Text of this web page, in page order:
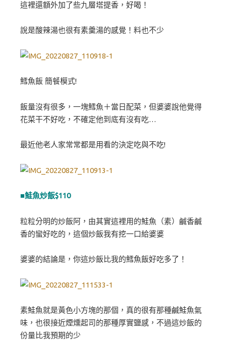
這裡還額外加了些九層塔提香，好喝！
說是酸辣湯也很有素羹湯的感覺！料也不少
鱈魚飯 簡餐模式!
飯量沒有很多，一塊鱈魚＋當日配菜，但婆婆說他覺得
花菜干不好吃，不確定他到底有沒有吃…
最近他老人家常常都是用看的決定吃與不吃!
■鮭魚炒飯$110
粒粒分明的炒飯阿，由其實這裡用的鮭魚（素）鹹香鹹
香的蠻好吃的，這個炒飯我有挖一口給婆婆
婆婆的結論是，你這炒飯比我的鱈魚飯好吃多了！
素鮭魚就是黃色小方塊的那個，真的很有那種鹹鮭魚氣
味，也很接近煙燻起司的那種厚實鹽感，不過這炒飯的
份量比我預期的少